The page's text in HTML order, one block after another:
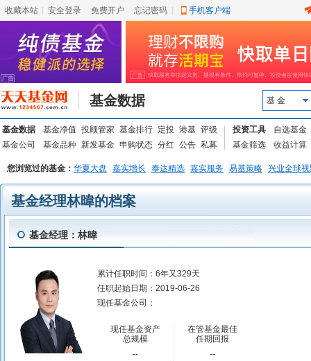
收藏本站 安全登录 免费开户 忘记密码 手机客户端
基金数据 基 金
基金数据 基金净值 投顾管家 基金排行 定投 港基 评级
基金公司
基金品种 新发基金 申购状态 分红 公告 私募
投资工具
自选基金
基金筛选
收益计算
您浏览过的基金： 华夏大盘 嘉实增长 泰达精选 嘉实服务 易基策略 兴业全球
基金经理林暐的档案
基金经理：林暐
累计任职时间： 6年又329天
任职起始日期： 2019-06-26
现任基金公司：
现任基金资产
总规模
--
在管基金最佳
任期回报
--